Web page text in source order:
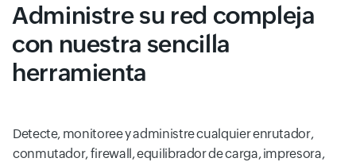
Administre su red compleja
con nuestra sencilla
herramienta
Detecte, monitoree y administre cualquier enrutador,
conmutador, firewall, equilibrador de carga, impresora,